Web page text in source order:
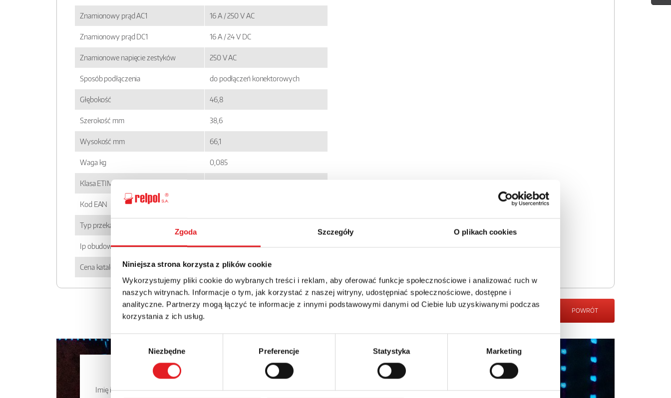
Zgoda Szczegóły O plikach cookies
Niniejsza strona korzysta z plików cookie
Wykorzystujemy pliki cookie do wybranych treści i reklam, aby oferować funkcje społecznościowe i analizować ruch w
naszych witrynach. Informacje o tym, jak korzystać z naszej witryny, udostępniać społecznościowe, dostępne i
analityczne. Partnerzy mogą łączyć te informacje z innymi podstawowymi danymi od Ciebie lub uzyskiwanymi podczas
korzystania z ich usług.
Wybór
Niezbędne Preferencje Statystyka Marketing
Znamionowy prąd AC1 16 A / 250 V AC
Znamionowy prąd DC1 16 A / 24 V DC
Znamionowe napięcie zestyków 250 V AC
Sposób podłączenia do podłączeń konektorowych
Głębokość 46,8
Szerokość mm 38,6
Wysokość mm 66,1
Waga kg 0,085
Klasa ETIM
Kod EAN
Typ przekaźnika
Ip obudowy IP 00
Cena katalogowa 61.09zł + 23% VAT
POWRÓT
Zapytaj o szczegóły oferty
Imię i nazwisko: * Adres e-mail: *